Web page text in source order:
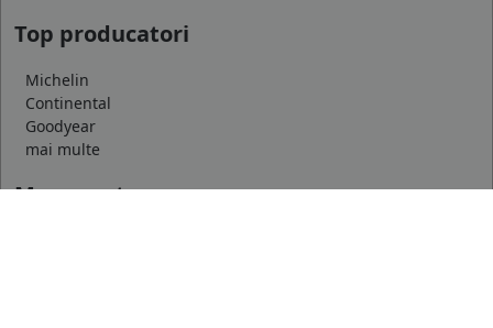
Top producatori
Michelin
Continental
Goodyear
mai multe
Marca auto